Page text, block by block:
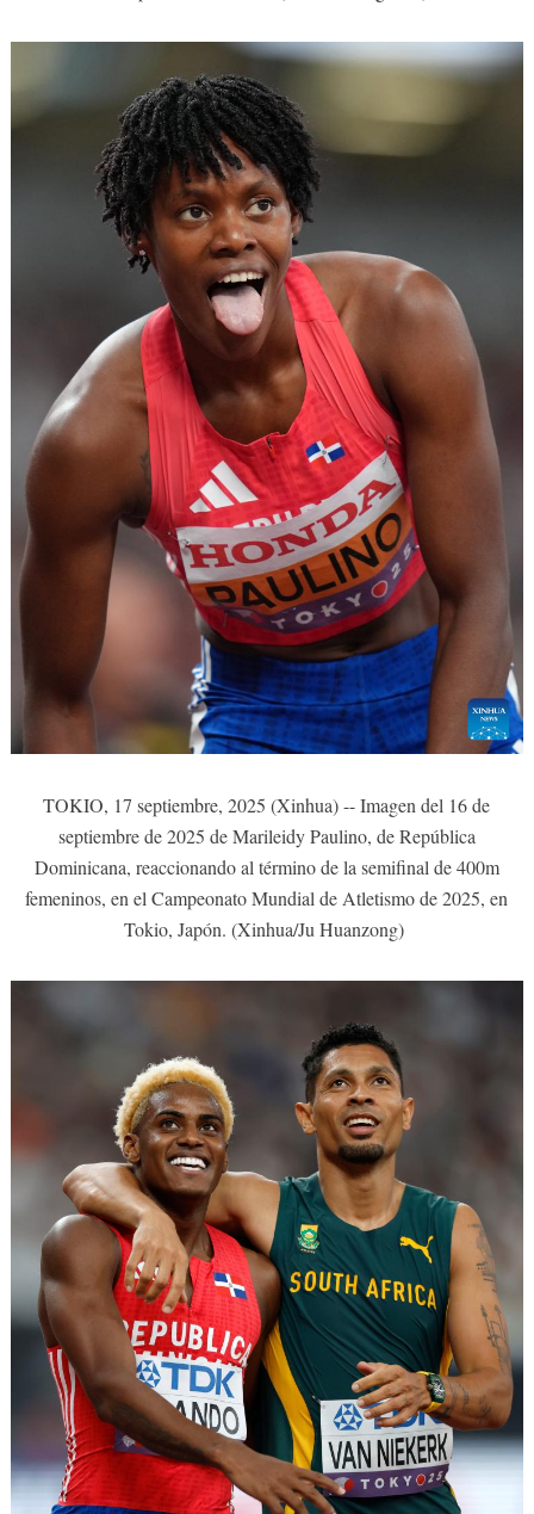
TOKIO, 17 septiembre, 2025 (Xinhua) -- Imagen del 16 de
septiembre de 2025 de Marileidy Paulino, de República
Dominicana, reaccionando al término de la semifinal de 400m
femeninos, en el Campeonato Mundial de Atletismo de 2025, en
Tokio, Japón. (Xinhua/Ju Huanzong)